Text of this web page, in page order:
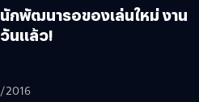
กพัฒนารอของเล่นใหม่ งาน
นแล้ว!
2016